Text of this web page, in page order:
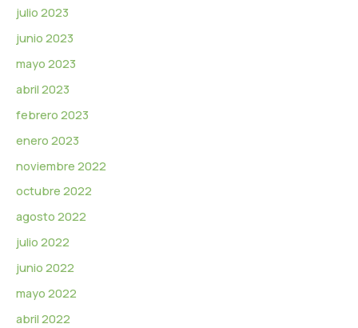
julio 2023
junio 2023
mayo 2023
abril 2023
febrero 2023
enero 2023
noviembre 2022
octubre 2022
agosto 2022
julio 2022
junio 2022
mayo 2022
abril 2022